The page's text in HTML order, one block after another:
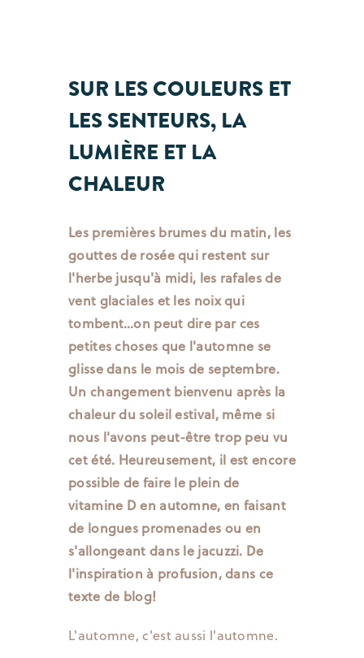
SUR LES COULEURS ET
LES SENTEURS, LA
LUMIÈRE ET LA
CHALEUR
Les premières brumes du matin, les
gouttes de rosée qui restent sur
l'herbe jusqu'à midi, les rafales de
vent glaciales et les noix qui
tombent…on peut dire par ces
petites choses que l'automne se
glisse dans le mois de septembre.
Un changement bienvenu après la
chaleur du soleil estival, même si
nous l'avons peut-être trop peu vu
cet été. Heureusement, il est encore
possible de faire le plein de
vitamine D en automne, en faisant
de longues promenades ou en
s'allongeant dans le jacuzzi. De
l'inspiration à profusion, dans ce
texte de blog!
L'automne, c'est aussi l'automne.